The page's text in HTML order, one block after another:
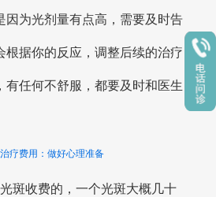
因为光剂量有点高，需要及时告
根据你的反应，调整后续的治疗
有任何不舒服，都要及时和医生
疗费用：做好心理准备
斑收费的，一个光斑大概几十